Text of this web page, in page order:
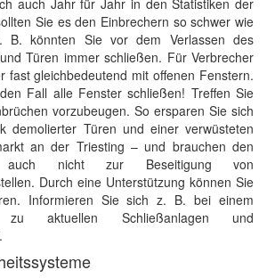
auch Jahr für Jahr in den Statistiken der
Sie es den Einbrechern so schwer wie
B. könnten Sie vor dem Verlassen des
Türen immer schließen. Für Verbrecher
fast gleichbedeutend mit offenen Fenstern.
Fall alle Fenster schließen! Treffen Sie
vorzubeugen. So ersparen Sie sich
demolierter Türen und einer verwüsteten
an der Triesting – und brauchen den
auch nicht zur Beseitigung von
Durch eine Unterstützung können Sie
Informieren Sie sich z. B. bei einem
zu aktuellen Schließanlagen und